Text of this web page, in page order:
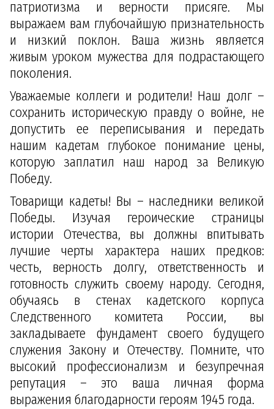
патриотизма и верности присяге. Мы
выражаем вам глубочайшую признательность
и низкий поклон. Ваша жизнь является
живым уроком мужества для подрастающего
поколения.
Уважаемые коллеги и родители! Наш долг –
сохранить историческую правду о войне, не
допустить ее переписывания и передать
нашим кадетам глубокое понимание цены,
которую заплатил наш народ за Великую
Победу.
Товарищи кадеты! Вы – наследники великой
Победы. Изучая героические страницы
истории Отечества, вы должны впитывать
лучшие черты характера наших предков:
честь, верность долгу, ответственность и
готовность служить своему народу. Сегодня,
обучаясь в стенах кадетского корпуса
Следственного комитета России, вы
закладываете фундамент своего будущего
служения Закону и Отечеству. Помните, что
высокий профессионализм и безупречная
репутация – это ваша личная форма
выражения благодарности героям 1945 года.